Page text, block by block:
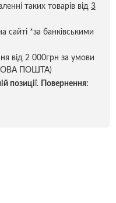
таких товарів від 3
сайті *за банківськими
від 2 000грн за умови
НОВА ПОШТА)
позиції.
Повернення: